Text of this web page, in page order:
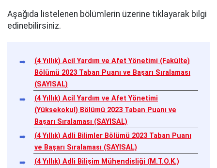
Aşağıda listelenen bölümlerin üzerine tıklayarak bilgi
edinebilirsiniz.
(4 Yıllık) Acil Yardım ve Afet Yönetimi (Fakülte)
Bölümü 2023 Taban Puanı ve Başarı Sıralaması
(SAYISAL)
(4 Yıllık) Acil Yardım ve Afet Yönetimi
(Yüksekokul) Bölümü 2023 Taban Puanı ve
Başarı Sıralaması (SAYISAL)
(4 Yıllık) Adli Bilimler Bölümü 2023 Taban Puanı
ve Başarı Sıralaması (SAYISAL)
(4 Yıllık) Adli Bilişim Mühendisliği (M.T.O.K.)